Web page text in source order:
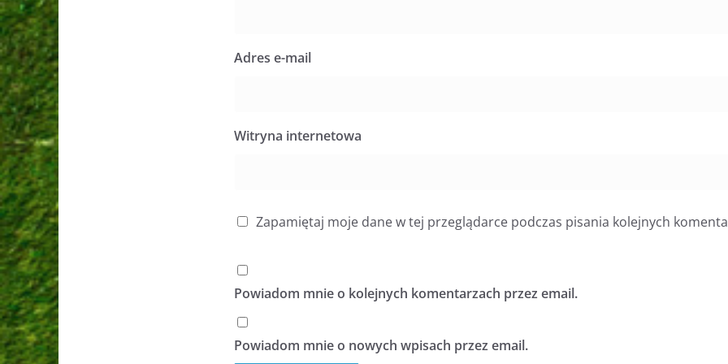
Adres e-mail
Witryna internetowa
Zapamiętaj moje dane w tej przeglądarce podczas pisania kolejnych
Powiadom mnie o kolejnych komentarzach przez email.
Powiadom mnie o nowych wpisach przez email.